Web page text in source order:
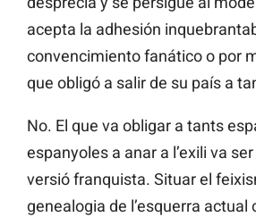
acepta la adhesión
convencimiento fanático o por
que obligó a salir de su país a
No. El que va obligar a tants
espanyoles a anar a l’exili va
versió franquista. Situar el
genealogia de l’esquerra actual